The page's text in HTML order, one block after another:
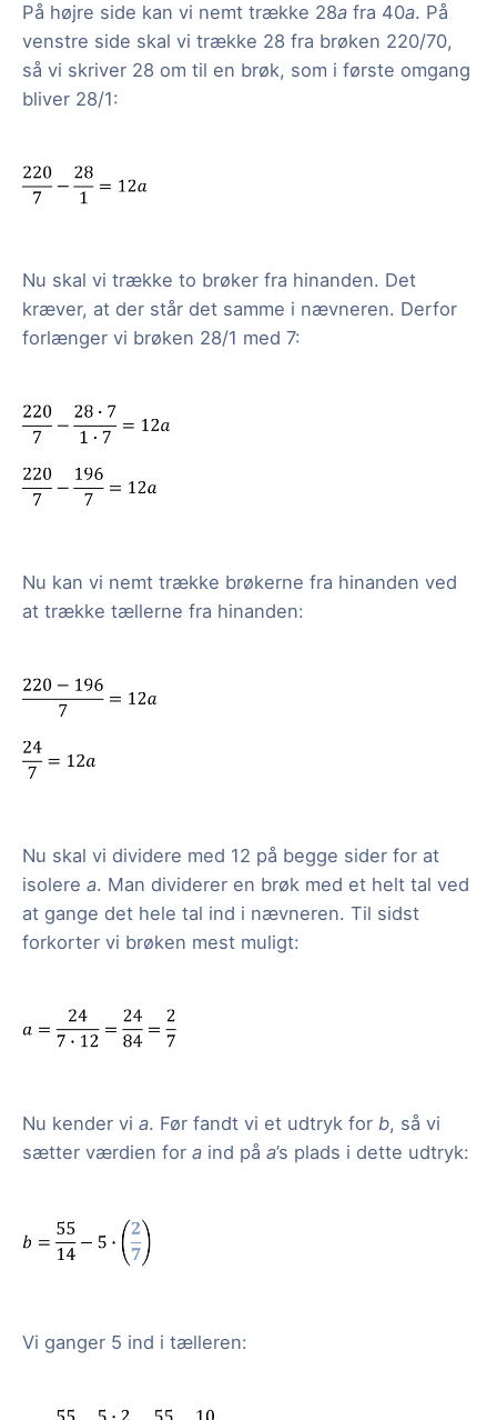
På højre side kan vi nemt trække 28a fra 40a. På
venstre side skal vi trække 28 fra brøken 220/70,
så vi skriver 28 om til en brøk, som i første omgang
bliver 28/1:
Nu skal vi trække to brøker fra hinanden. Det
kræver, at der står det samme i nævneren. Derfor
forlænger vi brøken 28/1 med 7:
Nu kan vi nemt trække brøkerne fra hinanden ved
at trække tællerne fra hinanden:
Nu skal vi dividere med 12 på begge sider for at
isolere a. Man dividerer en brøk med et helt tal ved
at gange det hele tal ind i nævneren. Til sidst
forkorter vi brøken mest muligt:
Nu kender vi a. Før fandt vi et udtryk for b, så vi
sætter værdien for a ind på a’s plads i dette udtryk:
Vi ganger 5 ind i tælleren: